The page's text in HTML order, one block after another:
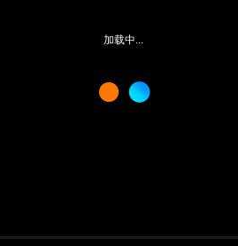
加载中...